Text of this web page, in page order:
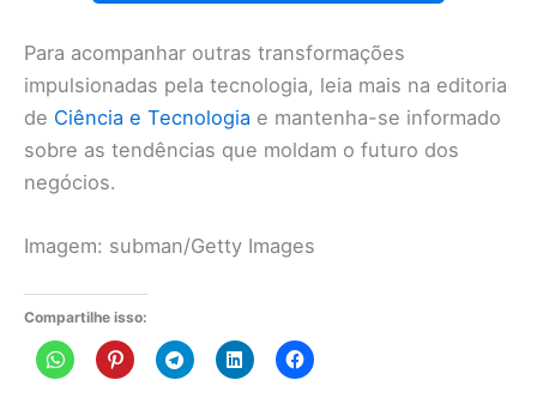
Para acompanhar outras transformações
impulsionadas pela tecnologia, leia mais na editoria
de Ciência e Tecnologia e mantenha-se informado
sobre as tendências que moldam o futuro dos
negócios.
Imagem: subman/Getty Images
Compartilhe isso: